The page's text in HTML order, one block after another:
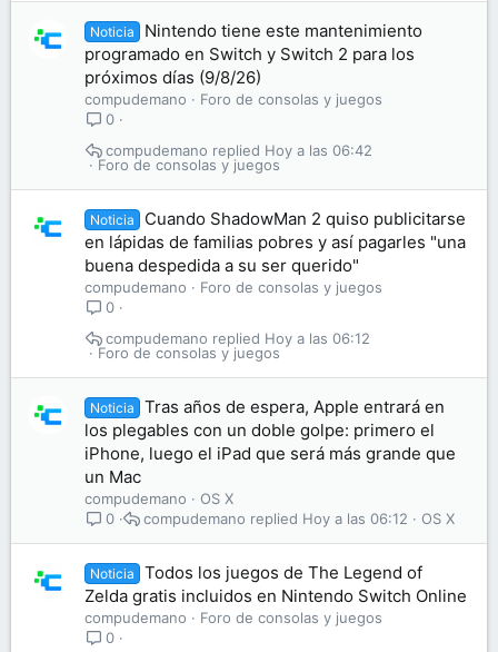
Noticia
Nintendo tiene este mantenimiento
programado en Switch y Switch 2 para los
próximos días (9/8/26)
compudemano
Foro de consolas y juegos
0
Foro de consolas y juegos
Hoy a las 06:42
compudemano
Noticia
Cuando ShadowMan 2 quiso publicitarse
en lápidas de familias pobres y así pagarles "una
buena despedida a su ser querido"
compudemano
Foro de consolas y juegos
0
Foro de consolas y juegos
Hoy a las 06:12
compudemano
Noticia
Tras años de espera, Apple entrará en
los plegables con un doble golpe: primero el
iPhone, luego el iPad que será más grande que
un Mac
compudemano
OS X
0
OS X
Hoy a las 06:12
compudemano
Noticia
Todos los juegos de The Legend of
Zelda gratis incluidos en Nintendo Switch Online
compudemano
Foro de consolas y juegos
0